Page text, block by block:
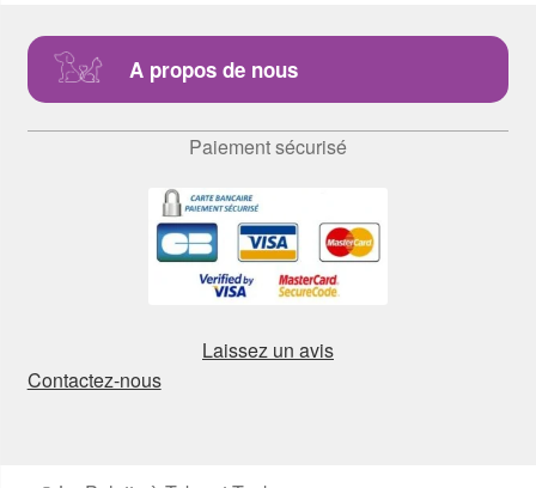
A propos de nous
Paiement sécurisé
Laissez un avis
Contactez-nous